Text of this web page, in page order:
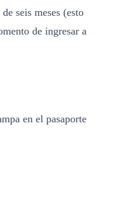
seis meses (esto
de ingresar a
en el pasaporte